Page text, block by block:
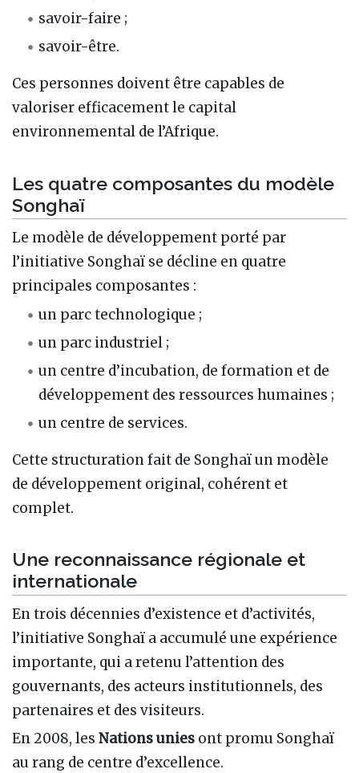
savoir-faire ;
savoir-être.
Ces personnes doivent être capables de
valoriser efficacement le capital
environnemental de l’Afrique.
Les quatre composantes du modèle
Songhaï
Le modèle de développement porté par
l’initiative Songhaï se décline en quatre
principales composantes :
un parc technologique ;
un parc industriel ;
un centre d’incubation, de formation et de
développement des ressources humaines ;
un centre de services.
Cette structuration fait de Songhaï un modèle
de développement original, cohérent et
complet.
Une reconnaissance régionale et
internationale
En trois décennies d’existence et d’activités,
l’initiative Songhaï a accumulé une expérience
importante, qui a retenu l’attention des
gouvernants, des acteurs institutionnels, des
partenaires et des visiteurs.
En 2008, les Nations unies ont promu Songhaï
au rang de centre d’excellence.